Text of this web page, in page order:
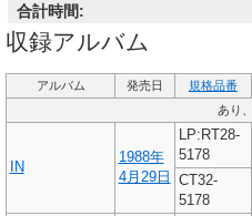
合計時間:
収録アルバム
アルバム 発売日 規格品番
あり
IN
1988年
4月29日
LP:RT28-
5178
CT32-
5178